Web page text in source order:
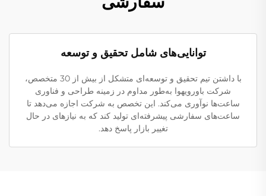
توانایی‌های شامل تحقیق و توسعه
با داشتن تیم تحقیق و توسعه‌ای متشکل از بیش از 30 متخصص،
شرکت باورویهوا به‌طور مداوم در زمینه طراحی و فناوری
ساعت‌ها نوآوری می‌کند. این تخصص به شرکت اجازه می‌دهد تا
ساعت‌های سفارشی پیشرفته‌ای تولید کند که به نیازهای در حال
تغییر بازار پاسخ دهد.